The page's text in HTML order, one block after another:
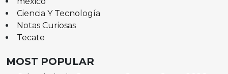
Ciencia Y Tecnología
Notas Curiosas
Tecate
MOST POPULAR